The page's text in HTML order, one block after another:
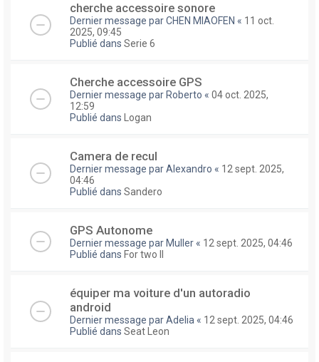
cherche accessoire sonore
Dernier message parCHEN MIAOFEN « 11 oct.
2025, 09:45
Publié dans Serie 6
Cherche accessoire GPS
Dernier message par Roberto « 04 oct. 2025,
12:59
Publié dans
Logan
Camera de recul
Dernier message parAlexandro « 12 sept. 2025,
04:46
Publié dans Sandero
GPS Autonome
Dernier message par Muller « 12 sept. 2025, 04:46
Publié dans For two II
équiper ma voiture d'un autoradio
android
Dernier message parAdelia « 12 sept. 2025, 04:46
Publié dans Seat Leon